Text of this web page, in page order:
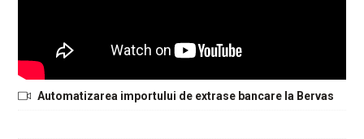
Automatizarea importului de extrase bancare la Bervas